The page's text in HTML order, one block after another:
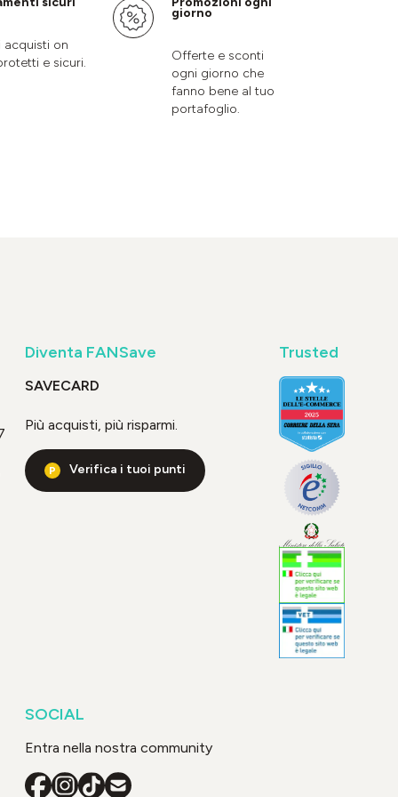
acquisti on
e sicuri.
giorno
Offerte e sconti
ogni giorno che
fanno bene al tuo
portafoglio.
Diventa FANSave
SAVECARD
Più acquisti, più risparmi.
Verifica i tuoi punti
SOCIAL
Entra nella nostra community
Trusted